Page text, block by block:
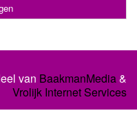
van BaakmanMedia&
Vrolijk Internet Services